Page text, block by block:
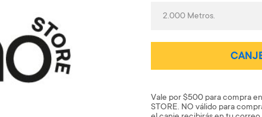
2.000 Metros.
Vale por $500 para compra
STORE. NO válido para